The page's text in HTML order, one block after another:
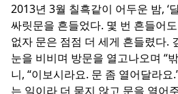
2013년 3월 칠흑같이 어두운 밤, ‘
싸릿문을 흔들었다. 몇 번 흔들어
없자 문은 점점 더 세게 흔들렸다.
눈을 비비며 방문을 열고나오며 “
니, “이보시라요. 문 좀 열어달라요
는 일이라 더 묻지 않고 문을 열어